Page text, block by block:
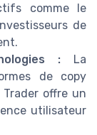
comme le
de
:La
de copy
offre un
utilisateur